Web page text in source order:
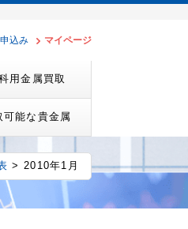
込み マイページ
用金属買取
可能な貴金属
> 2010年1月